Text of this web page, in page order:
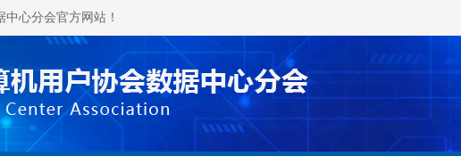
心分会官方网站！